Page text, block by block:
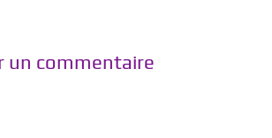
un commentaire